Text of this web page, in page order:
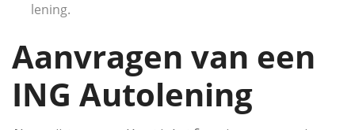
lening.
Aanvragen van een
ING Autolening